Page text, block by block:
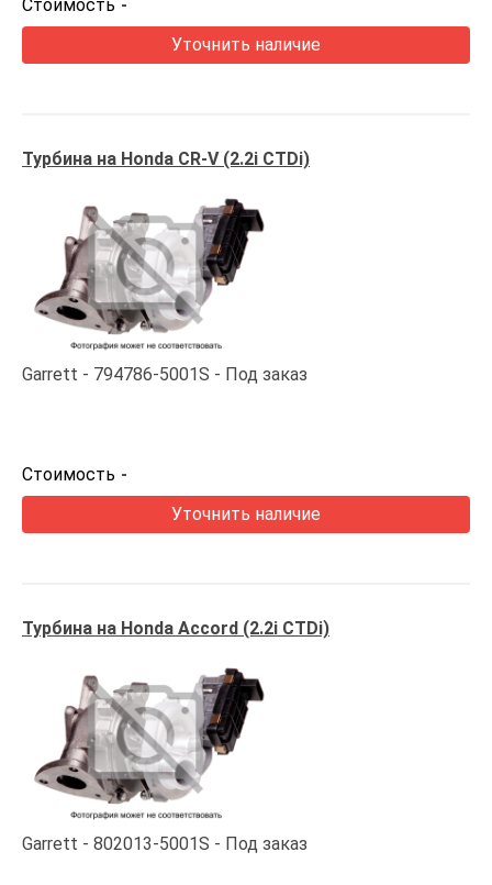
Стоимость -
Уточнить наличие
Турбина на Honda CR-V (2.2i CTDi)
Garrett 794786-5001S Под заказ
Стоимость -
Уточнить наличие
Турбина на Honda Accord (2.2i CTDi)
Garrett 802013-5001S Под заказ